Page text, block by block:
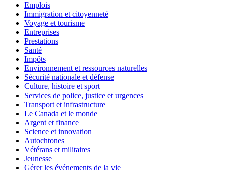
Emplois
Immigration et citoyenneté
Voyage et tourisme
Entreprises
Prestations
Santé
Impôts
Environnement et ressources naturelles
Sécurité nationale et défense
Culture, histoire et sport
Services de police, justice et urgences
Transport et infrastructure
Le Canada et le monde
Argent et finance
Science et innovation
Autochtones
Vétérans et militaires
Jeunesse
Gérer les événements de la vie